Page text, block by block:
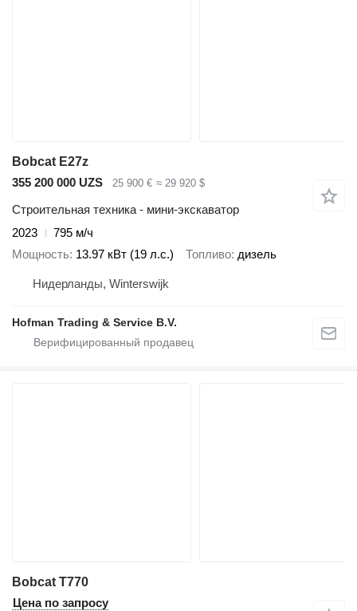
Bobcat E27z
355 200 000 UZS
25 900 € ≈ 29 920 $
Строительная техника - мини-экскаватор
2023
795 м/ч
Мощность 13.97 кВт (19 л.с.) Топливо дизель
Нидерланды, Winterswijk
Hofman Trading & Service B.V.
Bobcat T770
Цена по запросу